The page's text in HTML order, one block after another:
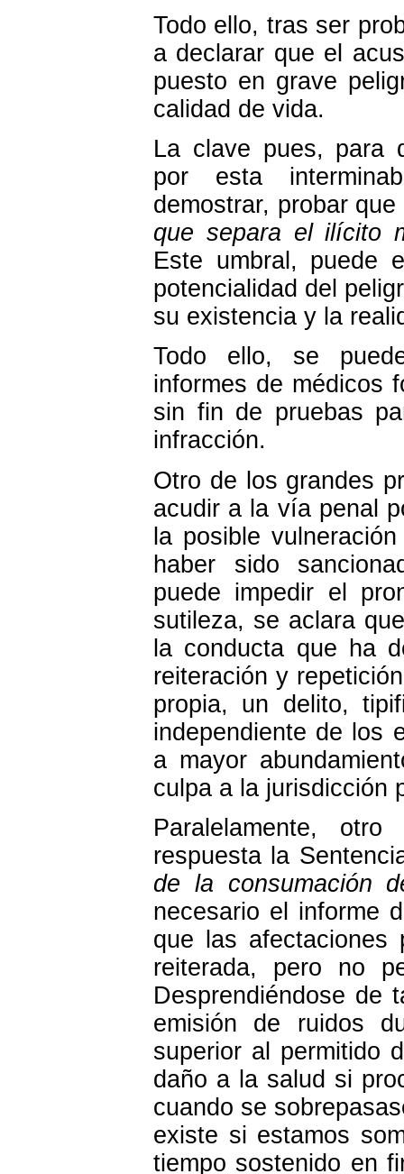
Todo ello, tras ser
a declarar que el
puesto en grave
calidad de vida.
La clave pues, para
por esta
demostrar, probar
que separa el ilícito
Este umbral, puede
potencialidad del
su existencia y la
Todo ello, se
informes de médicos
sin fin de pruebas
infracción.
Otro de los grandes
acudir a la vía penal
la posible
haber sido
puede impedir el
sutileza, se aclara
la conducta que ha
reiteración y
propia, un delito,
independiente de los
a mayor
culpa a la jurisdicción
Paralelamente,
respuesta la
de la consumación
necesario el informe
que las afectaciones
reiterada, pero no
Desprendiéndose de
emisión de ruidos
superior al permitido
daño a la salud si
cuando se
existe si estamos
tiempo sostenido en